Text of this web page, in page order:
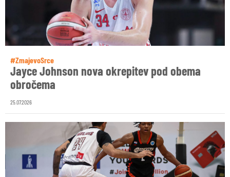
#ZmajevoSrce
Jayce Johnson nova okrepitev pod obema
obročema
25.07.2026